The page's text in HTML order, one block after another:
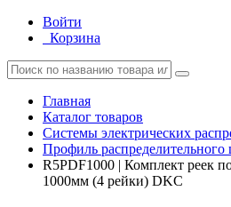
Войти
Корзина
Главная
Каталог товаров
Системы электрических
Профиль распределительного
R5PDF1000 | Комплект реек
1000мм (4 рейки) DKC